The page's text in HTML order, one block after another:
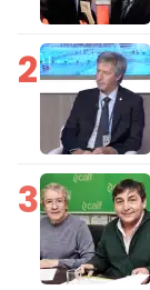
2
3